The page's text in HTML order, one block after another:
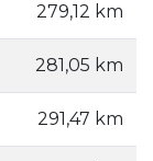
279,12 km
281,05 km
291,47 km